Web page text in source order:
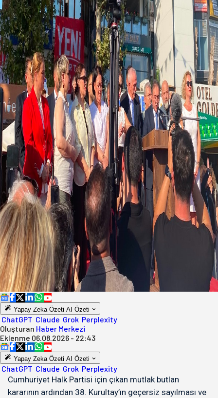
Yapay Zeka Özeti AI Özeti
ChatGPT Claude Grok Perplexity
Oluşturan Haber Merkezi
Eklenme 06.08.2026 - 22:43
Yapay Zeka Özeti AI Özeti
ChatGPT Claude Grok Perplexity
Cumhuriyet Halk Partisi için çıkan mutlak butlan
kararının ardından 38. Kurultay’ın geçersiz sayılması ve